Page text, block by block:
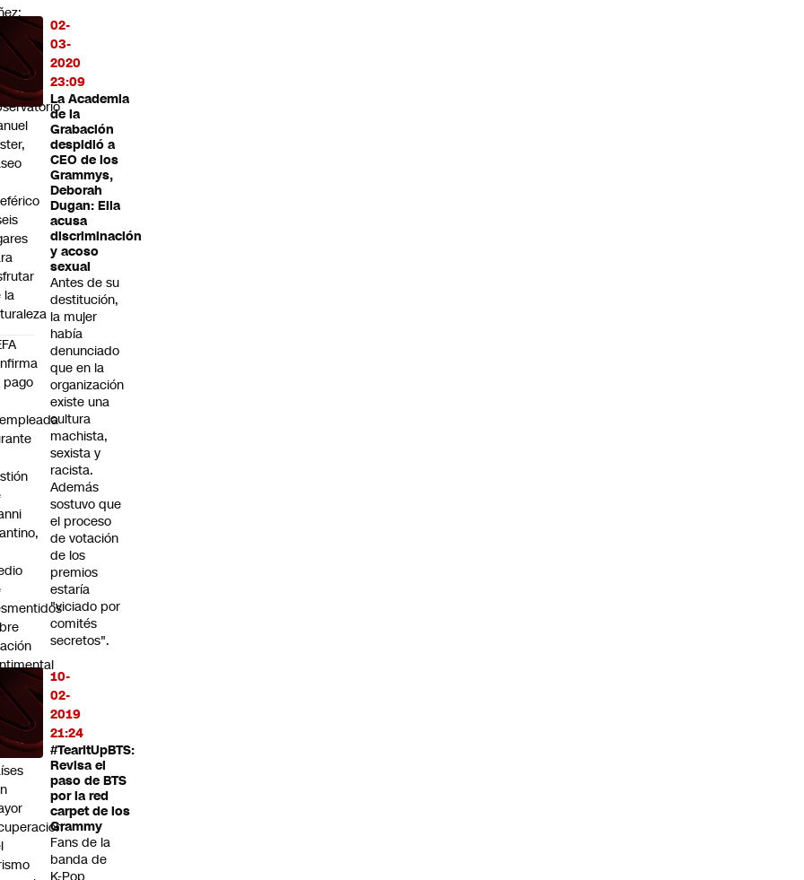
02-
03-
2020
23:09
La Academia
de la
Grabación
despidió a
CEO de los
Grammys,
Deborah
Dugan: Ella
acusa
discriminación
y acoso
sexual
Antes de su
destitución,
la mujer
había
denunciado
que en la
organización
existe una
cultura
machista,
sexista y
racista.
Además
sostuvo que
el proceso
de votación
de los
premios
estaría
"viciado por
comités
secretos".
10-
02-
2019
21:24
#TearItUpBTS:
Revisa el
paso de BTS
por la red
carpet de los
Grammy
Fans de la
banda de
al
la
pago
al
ten
los